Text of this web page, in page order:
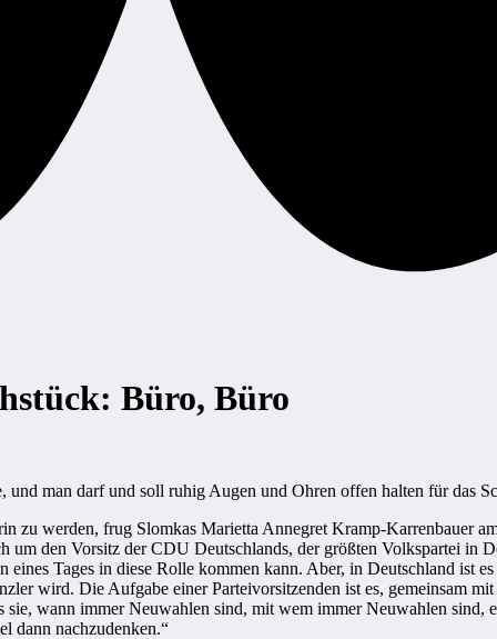
Büro, Büro
und man darf und soll ruhig Augen und Ohren offen halten für das
zu werden, frug Slomkas Marietta Annegret Kramp-Karrenbauer
um den Vorsitz der CDU Deutschlands, der größten Volkspartei in
eines Tages in diese Rolle kommen kann. Aber, in Deutschland ist
wird. Die Aufgabe einer Parteivorsitzenden ist es, gemeinsam
sie, wann immer Neuwahlen sind, mit wem immer Neuwahlen sind,
dann nachzudenken.“